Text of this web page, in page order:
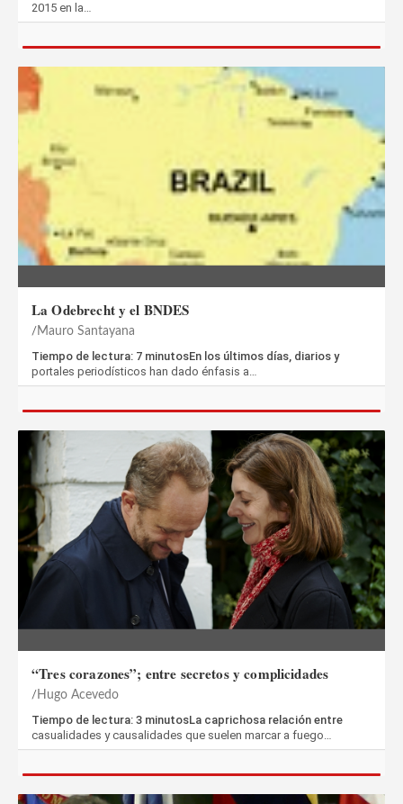
2015 en la…
La Odebrecht y el BNDES
Mauro Santayana
Tiempo de lectura: 7 minutosEn los últimos días, diarios y
portales periodísticos han dado énfasis a…
“Tres corazones”; entre secretos y complicidades
Hugo Acevedo
Tiempo de lectura: 3 minutosLa caprichosa relación entre
casualidades y causalidades que suelen marcar a fuego…